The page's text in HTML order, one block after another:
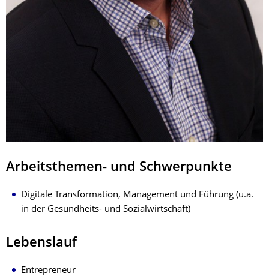
Arbeitsthemen- und Schwerpunkte
Digitale Transformation, Management und Führung (u.a.
in der Gesundheits- und Sozialwirtschaft)
Lebenslauf
Entrepreneur